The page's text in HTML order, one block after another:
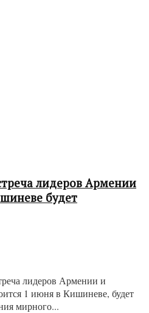
лидеров Армении
будет
лидеров Армении и
1 июня в Кишиневе, будет
мирного...